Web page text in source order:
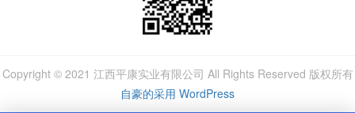
Copyright © 2021 江西平康实业有限公司 All Rights Reserved 版权所有
自豪的采用 WordPress